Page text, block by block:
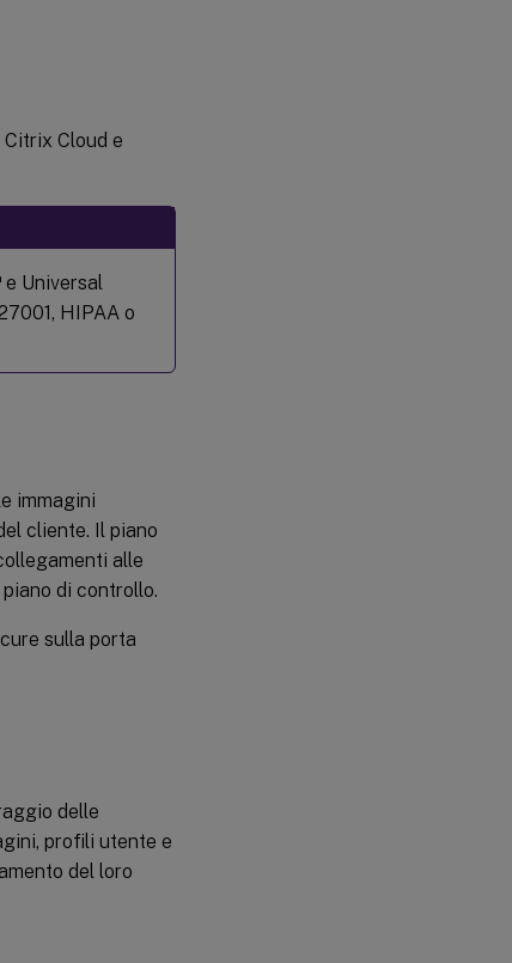
Cloud e
e Universal
HIPAA o
immagini
cliente. Il piano
alle
di controllo.
sulla porta
delle
profili utente e
del loro